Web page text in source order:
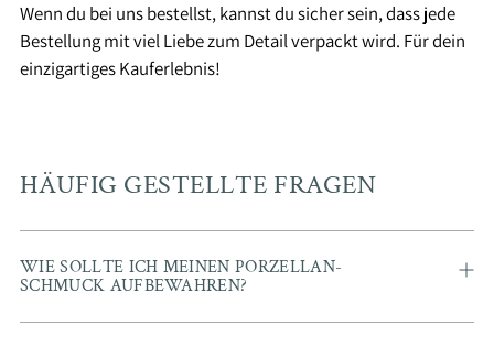
Wenn du bei uns bestellst, kannst du sicher sein, dass jede
Bestellung mit viel Liebe zum Detail verpackt wird. Für dein
einzigartiges Kauferlebnis!
HÄUFIG GESTELLTE FRAGEN
WIE SOLLTE ICH MEINEN PORZELLAN-
SCHMUCK AUFBEWAHREN?